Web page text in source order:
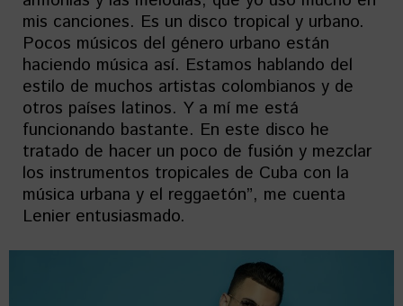
mis canciones. Es un disco tropical y urbano.
Pocos músicos del género urbano están
haciendo música así. Estamos hablando del
estilo de muchos artistas colombianos y de
otros países latinos. Y a mí me está
funcionando bastante. En este disco he
tratado de hacer un poco de fusión y mezclar
los instrumentos tropicales de Cuba con la
música urbana y el reggaetón”, me cuenta
Lenier entusiasmado.